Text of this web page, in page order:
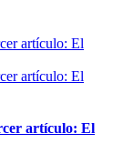
artículo: El